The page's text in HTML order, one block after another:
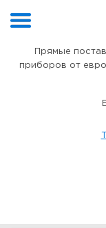
Прямые
приборов от